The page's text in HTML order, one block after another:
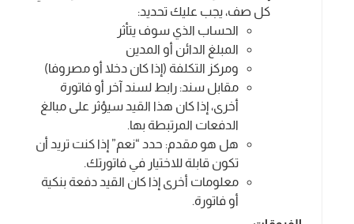
كل صف، يجب عليك تحديد:
الحساب الذي سوف يتأثر
المبلغ الدائن أو المدين
ومركز التكلفة (إذا كان دخلا أو مصروفا)
مقابل سند: رابط لسند آخر أو فاتورة
أخرى، إذا كان هذا القيد سيؤثر على مبالغ
الدفعات المرتبطة بها.
هل هو مقدم: حدد “نعم” إذا كنت تريد أن
تكون قابلة للاختيار في فاتورتك.
معلومات أخرى إذا كان القيد دفعة بنكية
أو فاتورة.